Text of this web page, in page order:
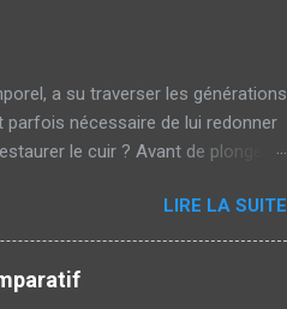
une carrosserie marquée peut
a su traverser les générations
nécessaire de lui redonner
le cuir ? Avant de plonger
soleil Humidité et sécheresse
esthétique. Les étapes
d'évaluer l'état du cuir. Est-il
...
LIRE LA SUITE